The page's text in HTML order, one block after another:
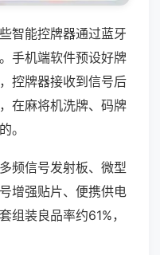
智能控牌器通过蓝牙
手机端软件预设好牌
控牌器接收到信号后
在麻将机洗牌、码牌
。
频信号发射板、微型
增强贴片、便携供电
组装良品率约61%，